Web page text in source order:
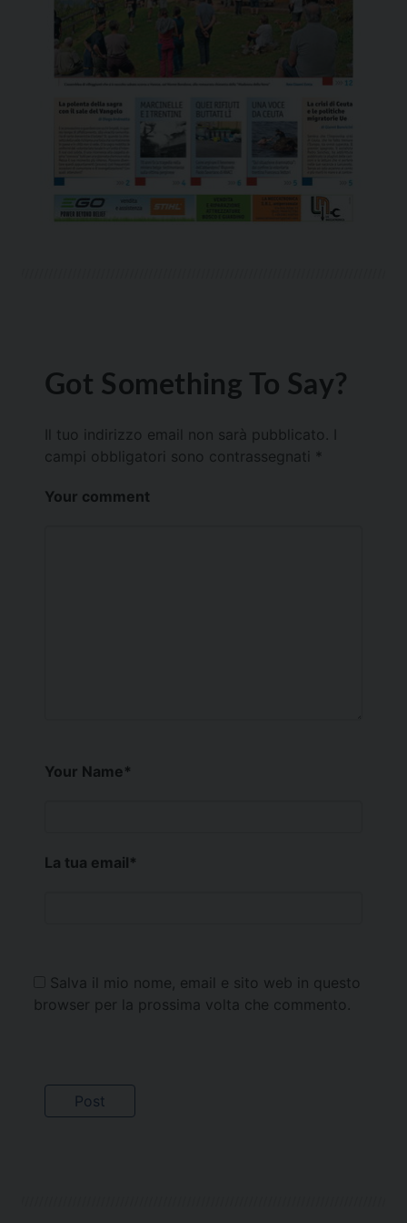
Got Something To Say?
Il tuo indirizzo email non sarà pubblicato.
campi obbligatori sono contrassegnati *
Your comment
Your Name*
La tua email*
Salva il mio nome, email e sito web in questo
browser per la prossima volta che commento.